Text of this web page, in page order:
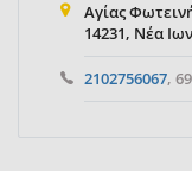
Αγίας
14231, Νέα
2102756067,